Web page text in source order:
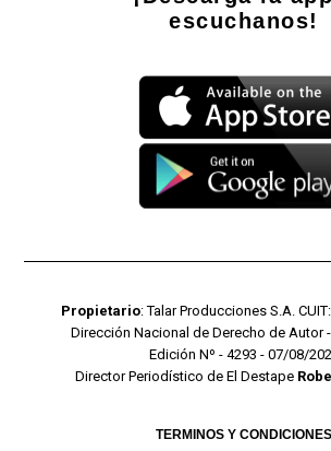
escuchanos!
Propietario: Talar Producciones S.A.
Dirección Nacional de Derecho de Autor -
Edición Nº - 4293 - 07/08/
Director Periodístico de El Destape
TERMINOS Y CONDICIONES